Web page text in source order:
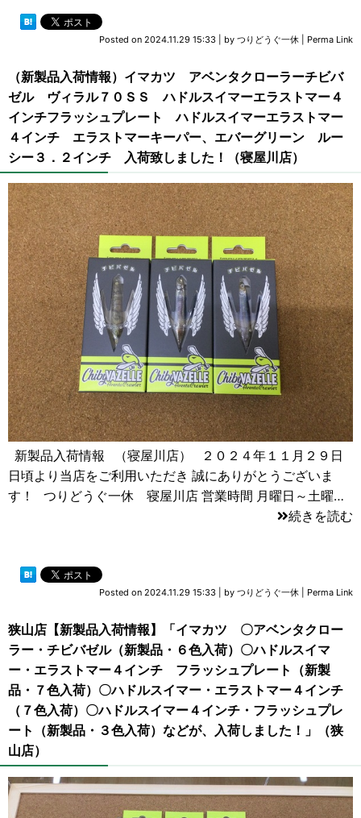
Posted on 2024.11.29 15:33 by つりどうぐ一休 Perma Link
（新製品入荷情報）イマカツ アベンタクローラーチビバ
ゼル ヴィラル７０ＳＳ ハドルスイマーエラストマー４
インチフラッシュプレート ハドルスイマーエラストマー
４インチ エラストマーキーパー、エバーグリーン ルー
シー３．２インチ 入荷致しました！（寝屋川店）
新製品入荷情報 （寝屋川店） ２０２４年１１月２９日
日頃より当店をご利用いただき 誠にありがとうございま
す！ つりどうぐ一休 寝屋川店 営業時間 月曜日～土曜…
続きを読む
Posted on 2024.11.29 15:33 by つりどうぐ一休 Perma Link
狭山店【新製品入荷情報】「イマカツ 〇アベンタクロー
ラー・チビバゼル（新製品・６色入荷）〇ハドルスイマ
ー・エラストマー４インチ フラッシュプレート（新製
品・７色入荷）〇ハドルスイマー・エラストマー４インチ
（７色入荷）〇ハドルスイマー４インチ・フラッシュプレ
ート（新製品・３色入荷）などが、入荷しました！」（狭
山店）